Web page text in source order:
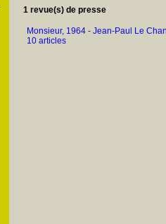
1 revue(s) de presse
Monsieur, 1964 - Jean-Paul Le
10 articles